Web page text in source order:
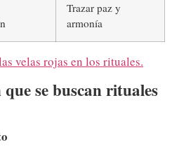
Trazar paz y
armonía
velas rojas en los rituales.
se buscan rituales